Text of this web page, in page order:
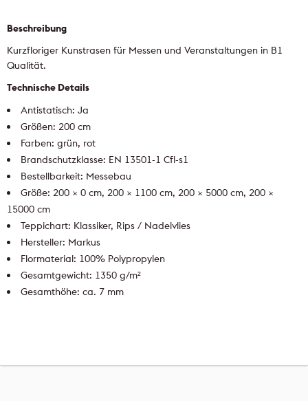
Beschreibung
Kurzfloriger Kunstrasen für Messen und Veranstaltungen in B1
Qualität.
Technische Details
Antistatisch: Ja
Größen: 200 cm
Farben: grün, rot
Brandschutzklasse: EN 13501-1 Cfl-s1
Bestellbarkeit: Messebau
Größe: 200 × 0 cm, 200 × 1100 cm, 200 × 5000 cm, 200 ×
15000 cm
Teppichart: Klassiker, Rips / Nadelvlies
Hersteller: Markus
Flormaterial: 100% Polypropylen
Gesamtgewicht: 1350 g/m²
Gesamthöhe: ca. 7 mm